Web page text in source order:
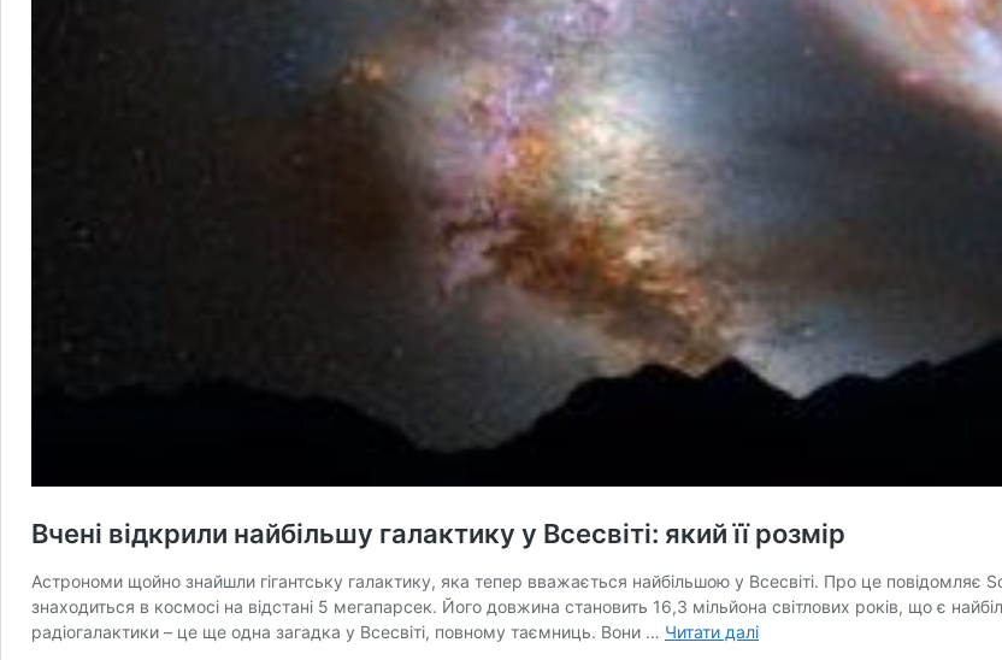
Вчені відкрили найбільшу галактику у Всесвіті: який її розмір
Астрономи щойно знайшли гігантську галактику, яка тепер вважається найбільшою у Всесвіті. Про це повідомляє
знаходиться в космосі на відстані 5 мегапарсек. Його довжина становить 16,3 мільйона світлових років, що є
радіогалактики – це ще одна загадка у Всесвіті, повному таємниць. Вони … Читати даліВчені